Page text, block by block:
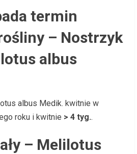
termin
– Nostrzyk
albus
albus Medik. kwitnie w
roku i kwitnie > 4 tyg..
– Melilotus